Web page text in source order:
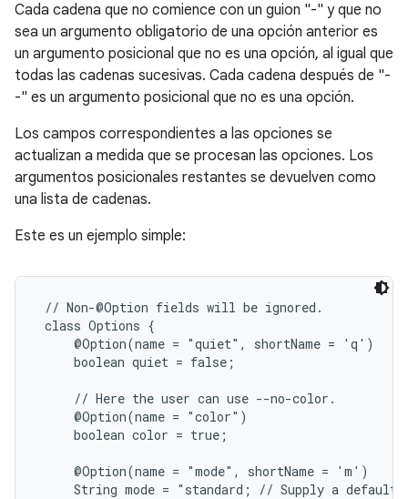
Cada cadena que no comience con un guion "-" y que no
sea un argumento obligatorio de una opción anterior es
un argumento posicional que no es una opción, al igual que
todas las cadenas sucesivas. Cada cadena después de "-
-" es un argumento posicional que no es una opción.
Los campos correspondientes a las opciones se
actualizan a medida que se procesan las opciones. Los
argumentos posicionales restantes se devuelven como
una lista de cadenas.
Este es un ejemplo simple:
// Non-@Option fields will be ignored.
class Options {
     @Option(name = "quiet", shortName = 'q')
     boolean quiet = false;
     // Here the user can use --no-color.
     @Option(name = "color")
     boolean color = true;
     @Option(name = "mode", shortName = 'm')
String mode = "standard; // Supply a default